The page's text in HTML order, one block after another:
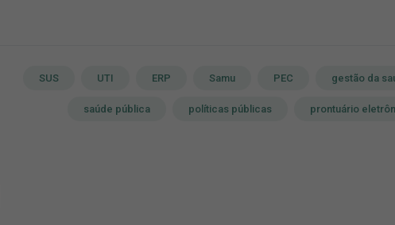
SUS UTI ERP Samu PEC gestão da
saúde pública políticas públicas prontuário